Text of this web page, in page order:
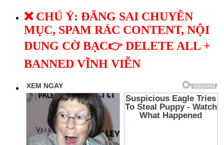
❌ CHÚ Ý: ĐĂNG SAI CHUYÊN
MỤC, SPAM RÁC CONTENT, NỘI
DUNG CỜ BẠC👉 DELETE ALL +
BANNED VĨNH VIỄN